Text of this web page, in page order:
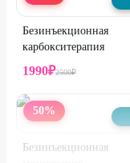
Безинъекционная
карбокситерапия
1990₽2500₽
50%
Безинъекционная